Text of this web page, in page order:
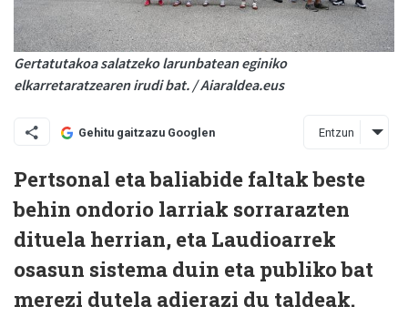
Gertatutakoa salatzeko larunbatean eginiko
elkarretaratzearen irudi bat. / Aiaraldea.eus
Gehitu gaitzazu Googlen Entzun
Pertsonal eta baliabide faltak beste
behin ondorio larriak sorrarazten
dituela herrian, eta Laudioarrek
osasun sistema duin eta publiko bat
merezi dutela adierazi du taldeak.